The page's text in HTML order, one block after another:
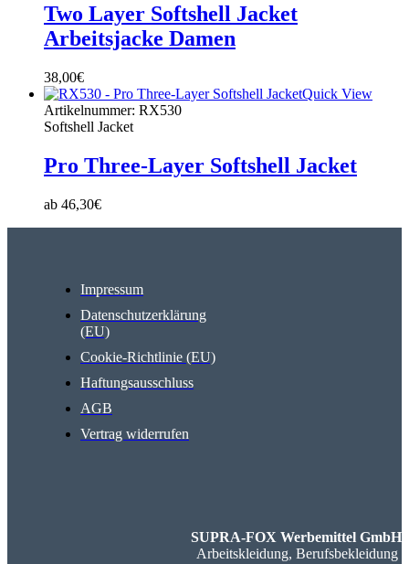
Two Layer Softshell Jacket
Arbeitsjacke Damen
38,00€
Quick View
Artikelnummer: RX530
Softshell Jacket
Pro Three-Layer Softshell Jacket
ab 46,30€
Impressum
Datenschutzerklärung
(EU)
Cookie-Richtlinie (EU)
Haftungsausschluss
AGB
Vertrag widerrufen
SUPRA-FOX Werbemittel GmbH
Arbeitskleidung, Berufsbekleidung